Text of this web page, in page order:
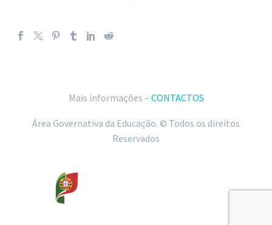
Mais informações – CONTACTOS
Área Governativa da Educação. © Todos os direitos
Reservados